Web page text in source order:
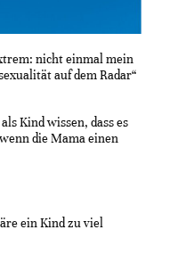
nicht einmal mein
auf dem Radar“
Kind wissen, dass es
die Mama einen
ein Kind zu viel